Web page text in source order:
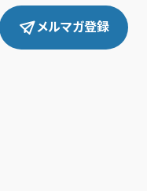
メルマガ登録